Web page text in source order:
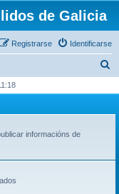
de Galicia
Identificarse
Registrarse
c
informacións de